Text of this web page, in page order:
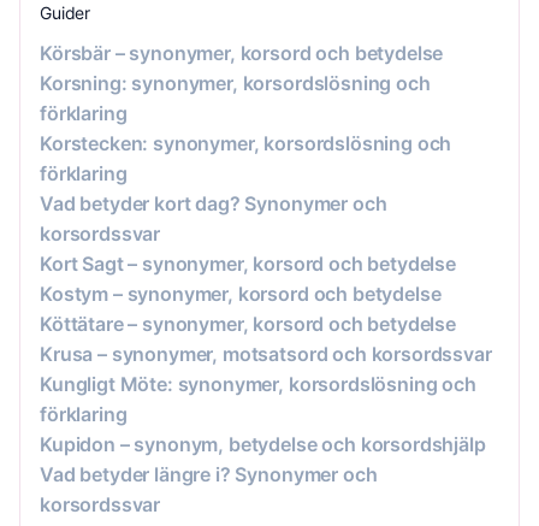
Guider
Körsbär – synonymer, korsord och betydelse
Korsning: synonymer, korsordslösning och
förklaring
Korstecken: synonymer, korsordslösning och
förklaring
Vad betyder kort dag? Synonymer och
korsordssvar
Kort Sagt – synonymer, korsord och betydelse
Kostym – synonymer, korsord och betydelse
Köttätare – synonymer, korsord och betydelse
Krusa – synonymer, motsatsord och korsordssvar
Kungligt Möte: synonymer, korsordslösning och
förklaring
Kupidon – synonym, betydelse och korsordshjälp
Vad betyder längre i? Synonymer och
korsordssvar